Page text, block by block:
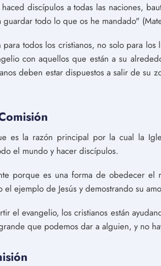
discípulos a todas las naciones,
guardar todo lo que os he mandado"
para todos los cristianos, no solo para
con aquellos que están a su
deben estar dispuestos a salir de su
es la razón principal por la cual la
el mundo y hacer discípulos.
porque es una forma de obedecer el
ejemplo de Jesús y demostrando su
el evangelio, los cristianos están
que podemos dar a alguien, y no